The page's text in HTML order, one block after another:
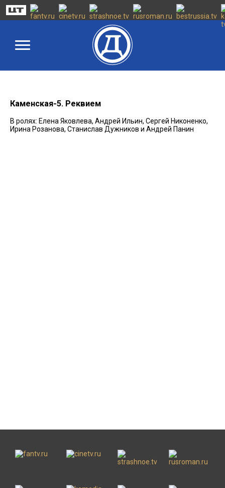
Каменская-5. Реквием
В ролях: Елена Яковлева, Андрей Ильин, Сергей Никоненко,
Ирина Розанова, Станислав Дужников и Андрей Панин